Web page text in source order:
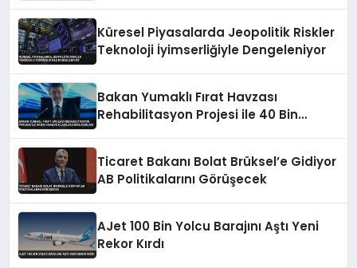
Küresel Piyasalarda Jeopolitik Riskler
Teknoloji İyimserliğiyle Dengeleniyor
Bakan Yumaklı Fırat Havzası
Rehabilitasyon Projesi ile 40 Bin
Ticaret Bakanı Bolat Brüksel’e Gidiyor
AB Politikalarını Görüşecek
AJet 100 Bin Yolcu Barajını Aştı Yeni
Rekor Kırdı